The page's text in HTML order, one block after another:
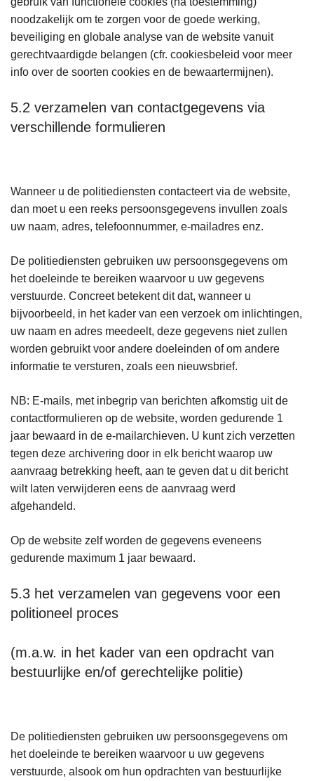
noodzakelijk om te zorgen voor de goede werking,
beveiliging en globale analyse van de website vanuit
gerechtvaardigde belangen (cfr. cookiesbeleid voor meer
info over de soorten cookies en de bewaartermijnen).
5.2 verzamelen van contactgegevens via
verschillende formulieren
Wanneer u de politiediensten contacteert via de website,
dan moet u een reeks persoonsgegevens invullen zoals
uw naam, adres, telefoonnummer, e-mailadres enz.
De politiediensten gebruiken uw persoonsgegevens om
het doeleinde te bereiken waarvoor u uw gegevens
verstuurde. Concreet betekent dit dat, wanneer u
bijvoorbeeld, in het kader van een verzoek om inlichtingen,
uw naam en adres meedeelt, deze gegevens niet zullen
worden gebruikt voor andere doeleinden of om andere
informatie te versturen, zoals een nieuwsbrief.
NB: E-mails, met inbegrip van berichten afkomstig uit de
contactformulieren op de website, worden gedurende 1
jaar bewaard in de e-mailarchieven. U kunt zich verzetten
tegen deze archivering door in elk bericht waarop uw
aanvraag betrekking heeft, aan te geven dat u dit bericht
wilt laten verwijderen eens de aanvraag werd
afgehandeld.
Op de website zelf worden de gegevens eveneens
gedurende maximum 1 jaar bewaard.
5.3 het verzamelen van gegevens voor een
politioneel proces
(m.a.w. in het kader van een opdracht van
bestuurlijke en/of gerechtelijke politie)
De politiediensten gebruiken uw persoonsgegevens om
het doeleinde te bereiken waarvoor u uw gegevens
verstuurde, alsook om hun opdrachten van bestuurlijke